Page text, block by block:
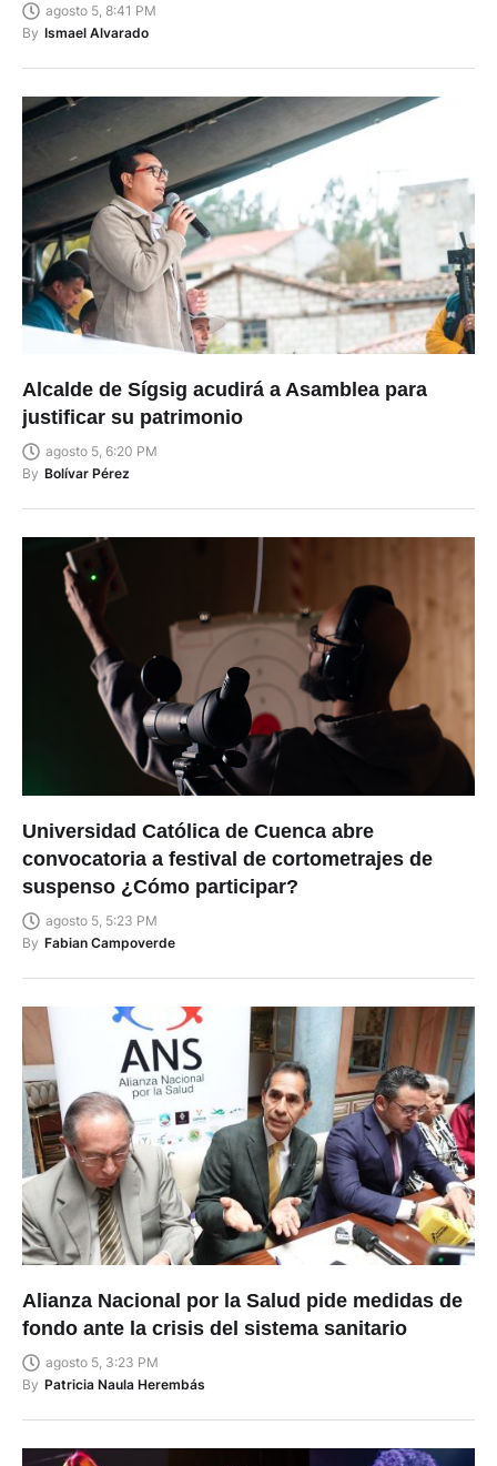
agosto 5, 8:41 PM
By Ismael Alvarado
Alcalde de Sígsig acudirá a Asamblea para
justificar su patrimonio
agosto 5, 6:20 PM
By Bolívar Pérez
Universidad Católica de Cuenca abre
convocatoria a festival de cortometrajes de
suspenso ¿Cómo participar?
agosto 5, 5:23 PM
By Fabian Campoverde
Alianza Nacional por la Salud pide medidas de
fondo ante la crisis del sistema sanitario
agosto 5, 3:23 PM
By Patricia Naula Herembás